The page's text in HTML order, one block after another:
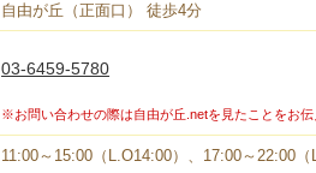
自由が丘（正面口） 徒歩4分
03-6459-5780
※お問い合わせの際は自由が丘.netを見たことをお
11:00～15:00（L.O14:00）、17:00～22:00